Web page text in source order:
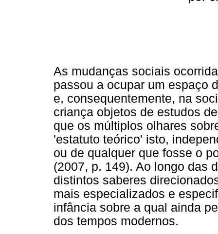
As mudanças sociais
passou a ocupar um espaço
e, consequentemente, na
criança objetos de estudos
que os múltiplos olhares
'estatuto teórico' isto,
ou de qualquer que fosse o
(2007, p. 149). Ao longo das
distintos saberes
mais especializados e
infância sobre a qual ainda
dos tempos modernos.